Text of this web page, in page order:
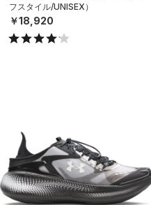
フスタイル/UNISEX）
￥18,920